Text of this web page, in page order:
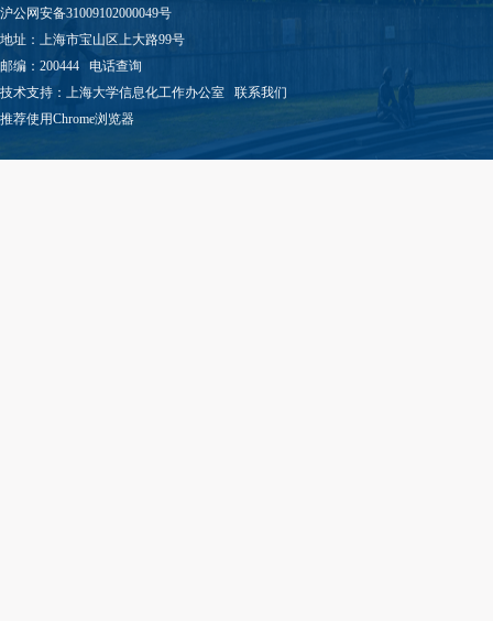
沪公网安备31009102000049号
地址：上海市宝山区上大路99号
邮编：200444 电话查询
技术支持： 上海大学信息化工作办公室 联系我们
推荐使用Chrome浏览器